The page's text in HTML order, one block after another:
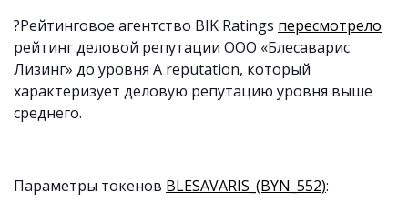
?Рейтинговое агентство BIK Ratings пересмотрело
рейтинг деловой репутации ООО «Блесаварис
Лизинг» до уровня А reputation, который
характеризует деловую репутацию уровня выше
среднего.
Параметры токенов BLESAVARIS_(BYN_552):